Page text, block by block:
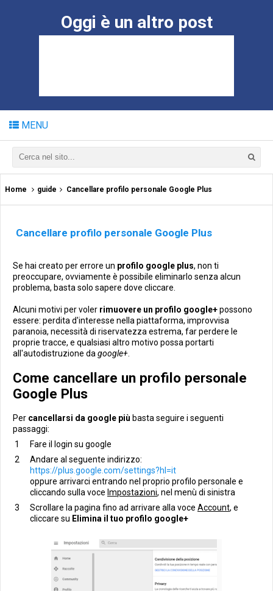
Oggi è un altro post
MENU
Home guide Cancellare profilo personale Google Plus
Cancellare profilo personale Google Plus
Se hai creato per errore un profilo google plus, non ti
preoccupare, ovviamente è possibile eliminarlo senza alcun
problema, basta solo sapere dove cliccare.
Alcuni motivi per voler rimuovere un profilo google+possono
essere: perdita d'interesse nella piattaforma, improvvisa
paranoia, necessità di riservatezza estrema, far perdere le
proprie tracce, e qualsiasi altro motivo possa portarti
all'autodistruzione da google+
Come cancellare un profilo personale
Google Plus
Per cancellarsi da google più basta seguire i seguenti
passaggi:
Fare il login su google
Andare al seguente indirizzo:
https://plus.google.com/settings?hl=it
oppure arrivarci entrando nel proprio profilo personale e
cliccando sulla voce Impostazioni, nel menù di sinistra
Scrollare la pagina fino ad arrivare alla voce Account, e
cliccare su Elimina il tuo profilo google+